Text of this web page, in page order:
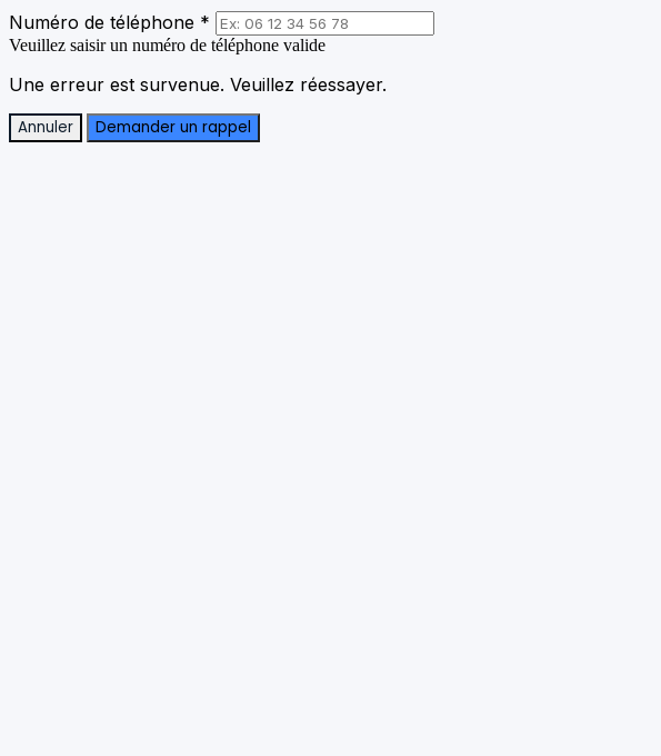
Numéro de téléphone *
Veuillez saisir un numéro de téléphone valide
Une erreur est survenue. Veuillez réessayer.
Annuler Demander un rappel